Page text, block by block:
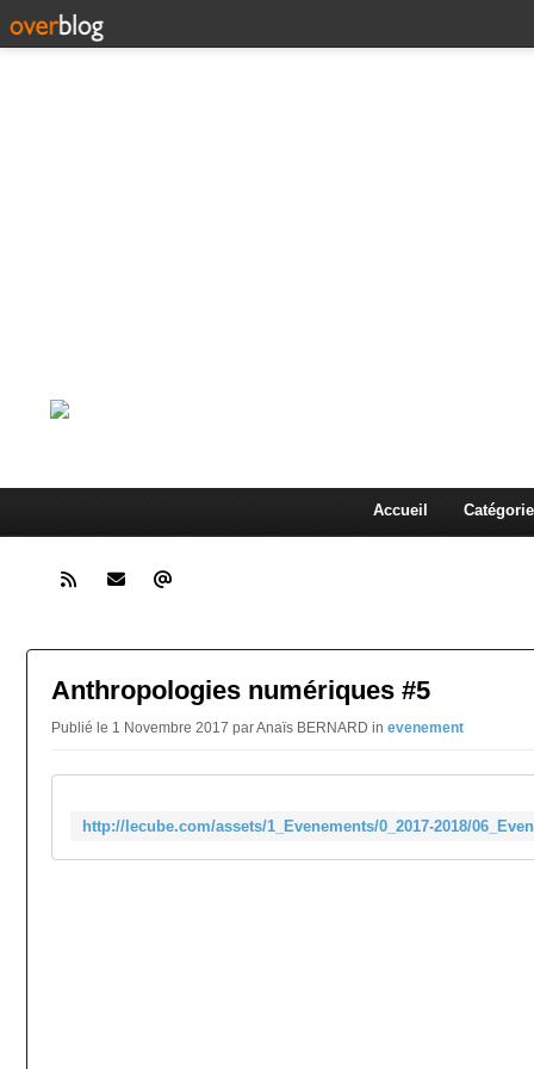
Accueil
Anthropologies numériques #5
Publié le 1 Novembre 2017 par Anaïs BERNARD in evenement